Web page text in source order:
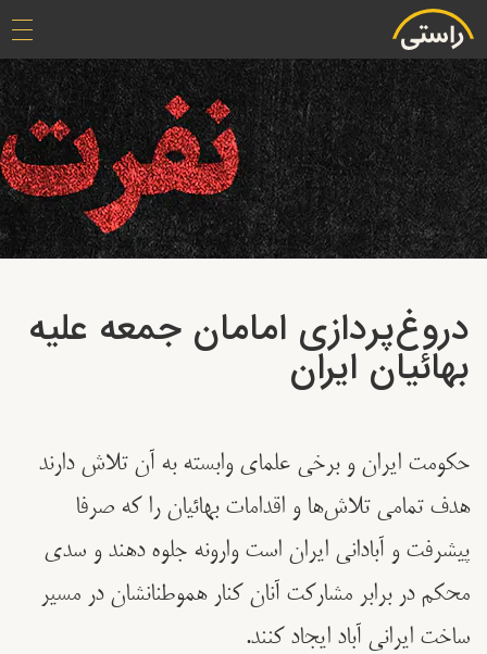
دروغ‌‌پردازی امامان جمعه علیه
بهائیان ایران
حکومت ایران و برخی علمای وابسته به آن تلاش دارند
هدف تمامی تلاش‌ها و اقدامات بهائیان را که صرفا
پیشرفت و آبادانی ایران است وارونه جلوه دهند و سدی
محکم در برابر مشارکت آنان کنار هموطنانشان در مسیر
ساخت ایرانی آباد ایجاد کنند.